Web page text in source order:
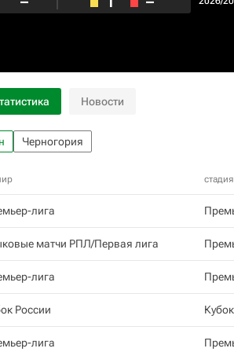
Новости
Черногория
стадия
лига
матчи РПЛ/Первая лига
лига
России Кубок
лига